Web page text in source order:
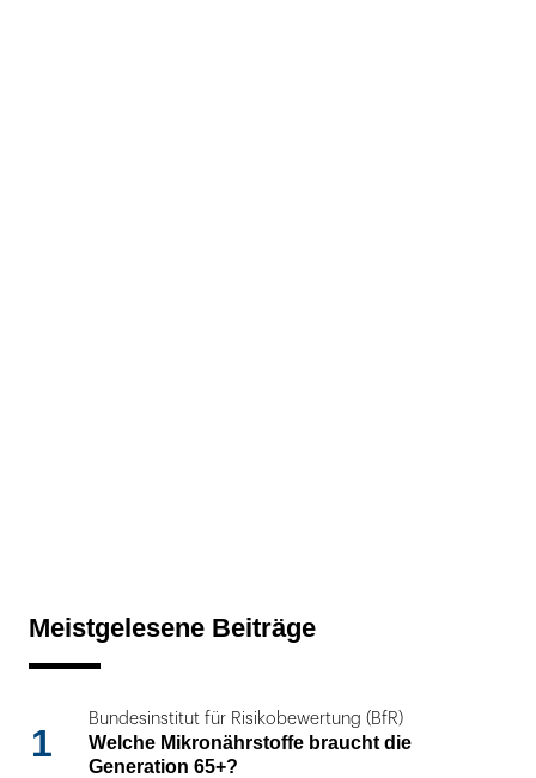
Meistgelesene Beiträge
1
Bundesinstitut für Risikobewertung (BfR)
Welche Mikronährstoffe braucht die
Generation 65+?